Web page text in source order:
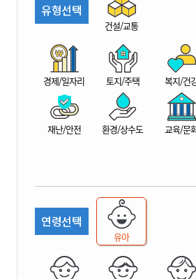
시
산
유형선택
건설/교통
경제/일자리 토지/주택 복지/건
재난/안전 환경/상수도 교육/문
연령선택
유아